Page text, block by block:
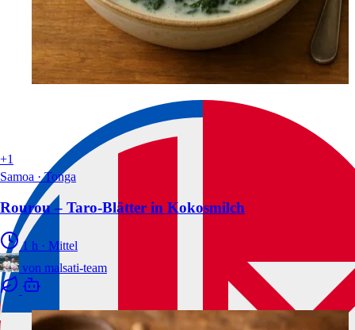
+1
Samoa · Tonga
Rourou – Taro-Blätter in Kokosmilch
1 h · Mittel
von malsati-team